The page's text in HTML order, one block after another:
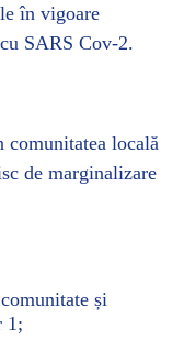
în vigoare
SARS Cov-2.
locală
de marginalizare
și
1;